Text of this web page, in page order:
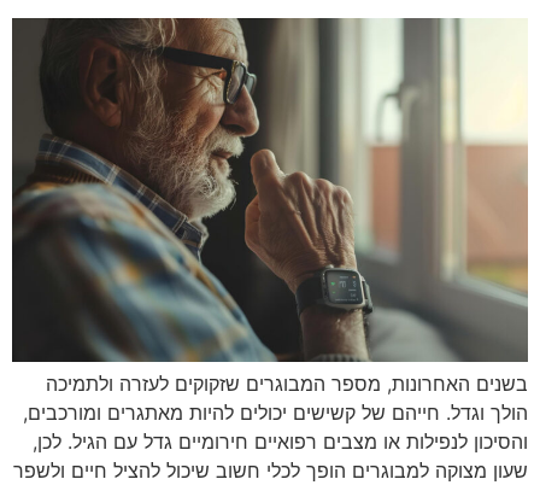
בשנים האחרונות, מספר המבוגרים שזקוקים לעזרה ולתמיכה
הולך וגדל. חייהם של קשישים יכולים להיות מאתגרים ומורכבים,
והסיכון לנפילות או מצבים רפואיים חירומיים גדל עם הגיל. לכן,
שעון מצוקה למבוגרים הופך לכלי חשוב שיכול להציל חיים ולשפר